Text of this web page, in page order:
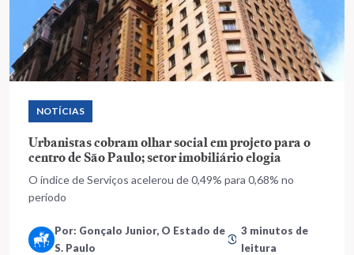
NOTÍCIAS
Urbanistas cobram olhar social em projeto para o
centro de São Paulo; setor imobiliário elogia
O índice de Serviços acelerou de 0,49% para 0,68% no
período
Por: Gonçalo Junior, O Estado de
S. Paulo
3 minutos de
leitura